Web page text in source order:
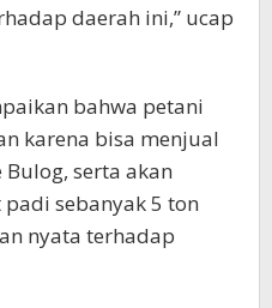
daerah ini,” ucap
bahwa petani
karena bisa menjual
serta akan
sebanyak 5 ton
nyata terhadap